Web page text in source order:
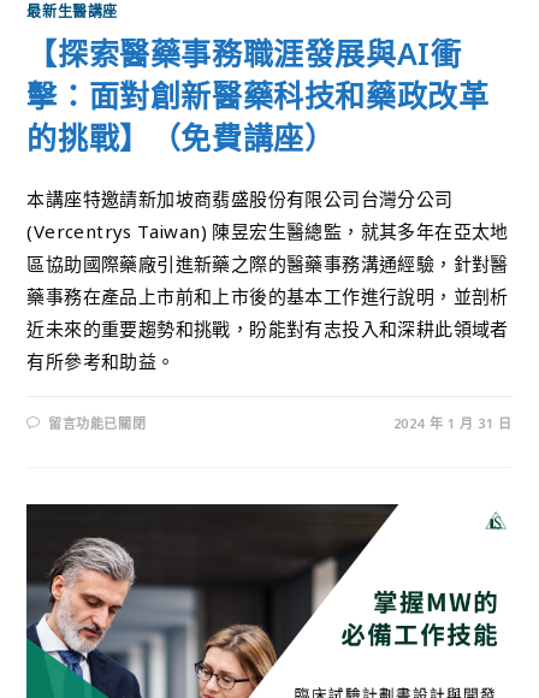
最新生醫講座
【探索醫藥事務職涯發展與AI衝
擊：面對創新醫藥科技和藥政改革
的挑戰】（免費講座）
本講座特邀請新加坡商翡盛股份有限公司台灣分公司
(Vercentrys Taiwan) 陳昱宏生醫總監，就其多年在亞太地
區協助國際藥廠引進新藥之際的醫藥事務溝通經驗，針對醫
藥事務在產品上市前和上市後的基本工作進行說明，並剖析
近未來的重要趨勢和挑戰，盼能對有志投入和深耕此領域者
有所參考和助益。
留言功能已關閉 2024 年 1 月 31 日